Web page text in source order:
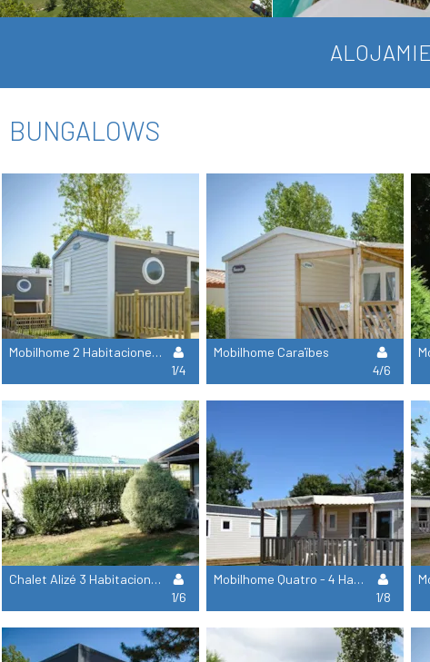
BUNGALOWS
Mobilhome 2 Habitaciones Adriatique
1/4
Mobilhome Caraïbes
4/6
Chalet Alizé 3 Habitaciones
1/6
Mobilhome Quatro - 4 Habitaciones
1/8